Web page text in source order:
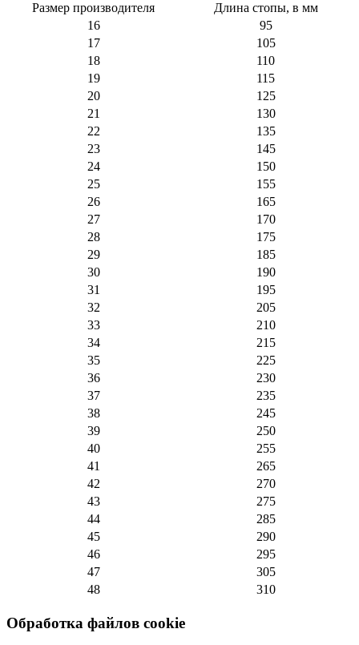
Размер производителя
Длина стопы, в мм
16
95
17
105
18
110
19
115
20
125
21
130
22
135
23
145
24
150
25
155
26
165
27
170
28
175
29
185
30
190
31
195
32
205
33
210
34
215
35
225
36
230
37
235
38
245
39
250
40
255
41
265
42
270
43
275
44
285
45
290
46
295
47
305
48
310
Обработка файлов cookie